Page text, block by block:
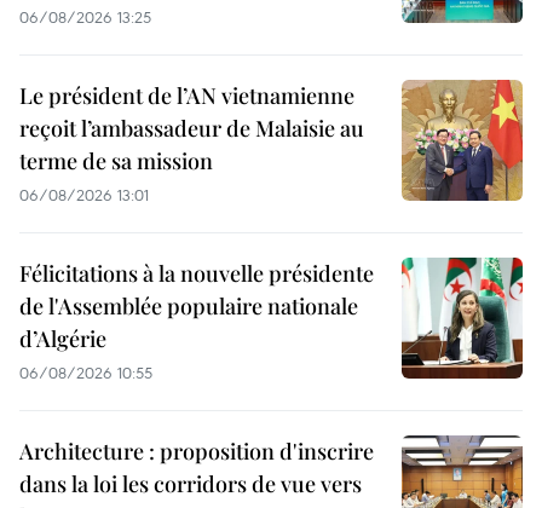
06/08/2026 13:25
Le président de l’AN vietnamienne
reçoit l’ambassadeur de Malaisie au
terme de sa mission
06/08/2026 13:01
Félicitations à la nouvelle présidente
de l'Assemblée populaire nationale
d’Algérie
06/08/2026 10:55
Architecture : proposition d'inscrire
dans la loi les corridors de vue vers